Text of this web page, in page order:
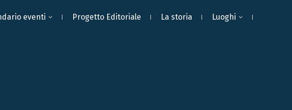
eventi Progetto Editoriale La storia Luoghi